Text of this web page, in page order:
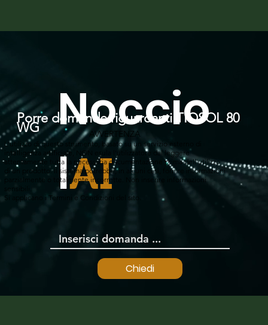
Chiedi
Noccio
lAI
Porre domande riguardanti TIOSOL 80
WG AVVERTENZA
L'utilizzo di questo strumento, basato su un servizio esterno di
intelligenza artificiale, NON esula l'utilizzatore dal leggere
attentamente tutta la necessaria documentazione prima dell'utilizzo
di un prodotto. Il sistema potrebbe, in alcuni casi, fornire informazioni
parzialmente o totalmente incorrette. Non inserire informazioni
sensibili.
Si applicano i Termini e Condizioni del sito.